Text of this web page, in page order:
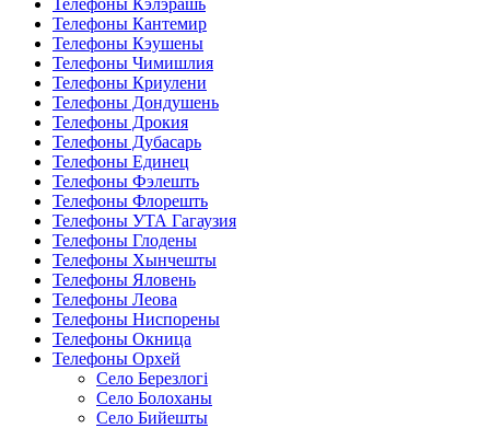
Телефоны Кэлэрашь
Телефоны Кантемир
Телефоны Кэушены
Телефоны Чимишлия
Телефоны Криулени
Телефоны Дондушень
Телефоны Дрокия
Телефоны Дубасарь
Телефоны Единец
Телефоны Фэлешть
Телефоны Флорешть
Телефоны УТА Гагаузия
Телефоны Глодены
Телефоны Хынчешты
Телефоны Яловень
Телефоны Леова
Телефоны Ниспорены
Телефоны Окница
Телефоны Орхей
Село Березлогi
Село Болоханы
Село Бийешты